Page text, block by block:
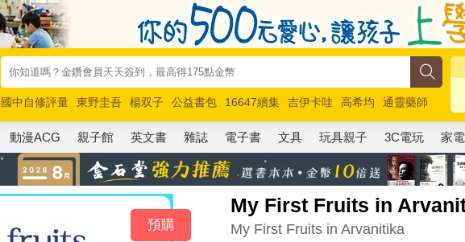
國中自修評量 東野圭吾 楊双子 公益書包 16647續集 吉伊卡哇 高希均
通靈藥師
唯紅花綻放
奧德賽 路邊攤新作 馬斯克 玩具總動員5 超慢跑
動漫ACG 親子館 英文書 雜誌 電子書 文具 玩具親子 3C電玩 家電
My First Fruits in
My First Fruits in Arvanitika
預購